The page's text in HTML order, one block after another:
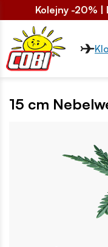
Kolejny -20% |
15 cm